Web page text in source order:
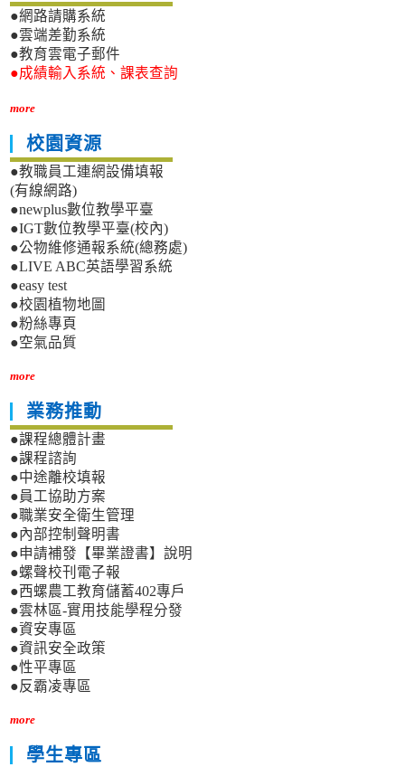
●網路請購系統
●雲端差勤系統
●教育雲電子郵件
●成績輸入系統、課表查詢
more
校園資源
●教職員工連網設備填報
(有線網路)
●newplus數位教學平臺
●IGT數位教學平臺(校內)
●公物維修通報系統(總務處)
●LIVE ABC英語學習系統
●easy test
●校園植物地圖
●粉絲專頁
●空氣品質
more
業務推動
●課程總體計畫
●課程諮詢
●中途離校填報
●員工協助方案
●職業安全衛生管理
●內部控制聲明書
●申請補發【畢業證書】說明
●螺聲校刊電子報
●西螺農工教育儲蓄402專戶
●雲林區-實用技能學程分發
●資安專區
●資訊安全政策
●性平專區
●反霸凌專區
more
學生專區